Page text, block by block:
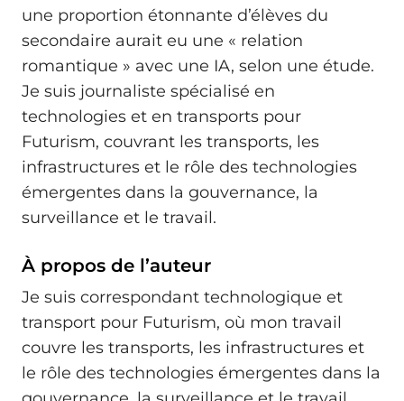
une proportion étonnante d’élèves du
secondaire aurait eu une « relation
romantique » avec une IA, selon une étude.
Je suis journaliste spécialisé en
technologies et en transports pour
Futurism, couvrant les transports, les
infrastructures et le rôle des technologies
émergentes dans la gouvernance, la
surveillance et le travail.
À propos de l’auteur
Je suis correspondant technologique et
transport pour Futurism, où mon travail
couvre les transports, les infrastructures et
le rôle des technologies émergentes dans la